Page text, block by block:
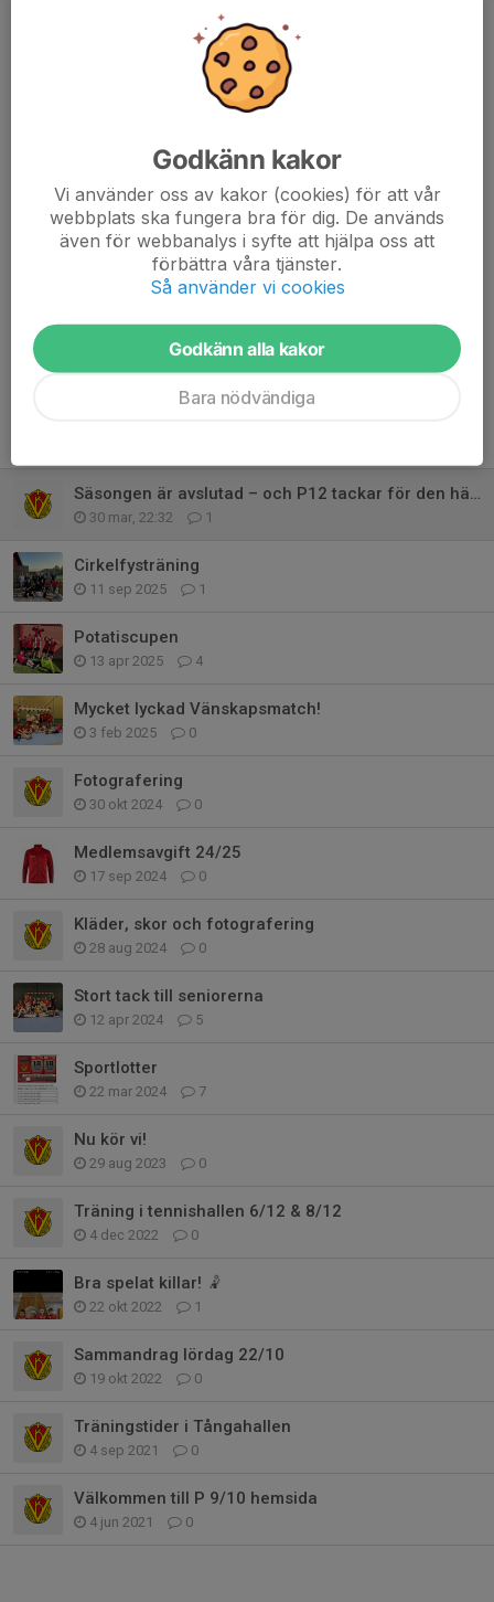
Tack för den här tiden – och varmt välkomna vidare!
Vårgårda IK Handboll
Kommentarer
Gabriella31 mar, 12:55
Utan er ledare, hade detta aldrig varit möjligt! 🥰 Det är
tråkigt att det blivit så här, men hoppas på fortsatt fin
Säsongen är avslutad – och P12 tackar för den här tiden
30 mar, 22:32 1
Cirkelfysträning
11 sep 2025 1
Potatiscupen
13 apr 2025 4
Mycket lyckad Vänskapsmatch!
3 feb 2025 0
Fotografering
30 okt 2024 0
Medlemsavgift 24/25
17 sep 2024 0
Kläder, skor och fotografering
28 aug 2024 0
Stort tack till seniorerna
12 apr 2024 5
Sportlotter
22 mar 2024 7
Nu kör vi!
29 aug 2023 0
Träning i tennishallen 6/12 & 8/12
4 dec 2022 0
Bra spelat killar! 🤾
22 okt 2022 1
Sammandrag lördag 22/10
19 okt 2022 0
Träningstider i Tångahallen
4 sep 2021 0
Välkommen till P 9/10 hemsida
4 jun 2021 0
Godkänn kakor
Vi använder oss av kakor (cookies) för att vår
webbplats ska fungera bra för dig. De används
även för webbanalys i syfte att hjälpa oss att
förbättra våra tjänster.
Så använder vi cookies
Godkänn alla kakor
Bara nödvändiga